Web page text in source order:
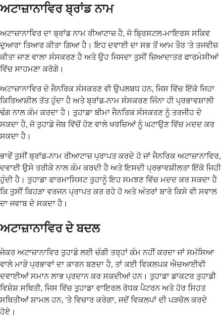
ਅਟਾਜ਼ਾਨਾਵਿਰ ਬ੍ਰਾਂਡ ਨਾਮ
ਅਟਾਜ਼ਾਨਾਵਿਰ ਦਾ ਬ੍ਰਾਂਡ ਨਾਮ ਰੀਆਟਾਜ਼ ਹੈ, ਜੋ ਬ੍ਰਿਸਟਲ-ਮਾਇਰਸ ਸਕਿਵ
ਦੁਆਰਾ ਤਿਆਰ ਕੀਤਾ ਗਿਆ ਹੈ। ਇਹ ਦਵਾਈ ਦਾ ਸਭ ਤੋਂ ਆਮ ਤੌਰ 'ਤੇ ਤਜਵੀਜ਼
ਕੀਤਾ ਜਾਣ ਵਾਲਾ ਸੰਸਕਰਣ ਹੈ ਅਤੇ ਉਹ ਜਿਸਦਾ ਤੁਸੀਂ ਜ਼ਿਆਦਾਤਰ ਫਾਰਮੇਸੀਆਂ
ਵਿੱਚ ਸਾਹਮਣਾ ਕਰੋਗੇ।
ਅਟਾਜ਼ਾਨਾਵਿਰ ਦੇ ਜੈਨਰਿਕ ਸੰਸਕਰਣ ਵੀ ਉਪਲਬਧ ਹਨ, ਜਿਸ ਵਿੱਚ ਇੱਕੋ ਜਿਹਾ
ਕਿਰਿਆਸ਼ੀਲ ਤੱਤ ਹੁੰਦਾ ਹੈ ਅਤੇ ਬ੍ਰਾਂਡ-ਨਾਮ ਸੰਸਕਰਣ ਜਿੰਨਾ ਹੀ ਪ੍ਰਭਾਵਸ਼ਾਲੀ
ਢੰਗ ਨਾਲ ਕੰਮ ਕਰਦਾ ਹੈ। ਤੁਹਾਡਾ ਬੀਮਾ ਜੈਨਰਿਕ ਸੰਸਕਰਣ ਨੂੰ ਤਰਜੀਹ ਦੇ
ਸਕਦਾ ਹੈ, ਜੋ ਤੁਹਾਡੇ ਜੇਬ ਵਿੱਚੋਂ ਹੋਣ ਵਾਲੇ ਖਰਚਿਆਂ ਨੂੰ ਘਟਾਉਣ ਵਿੱਚ ਮਦਦ ਕਰ
ਸਕਦਾ ਹੈ।
ਭਾਵੇਂ ਤੁਸੀਂ ਬ੍ਰਾਂਡ-ਨਾਮ ਰੀਆਟਾਜ਼ ਪ੍ਰਾਪਤ ਕਰਦੇ ਹੋ ਜਾਂ ਜੈਨਰਿਕ ਅਟਾਜ਼ਾਨਾਵਿਰ,
ਦਵਾਈ ਉਸੇ ਤਰੀਕੇ ਨਾਲ ਕੰਮ ਕਰਦੀ ਹੈ ਅਤੇ ਇਸਦੀ ਪ੍ਰਭਾਵਸ਼ੀਲਤਾ ਇੱਕੋ ਜਿਹੀ
ਹੁੰਦੀ ਹੈ। ਤੁਹਾਡਾ ਫਾਰਮਾਸਿਸਟ ਤੁਹਾਨੂੰ ਇਹ ਸਮਝਣ ਵਿੱਚ ਮਦਦ ਕਰ ਸਕਦਾ ਹੈ
ਕਿ ਤੁਸੀਂ ਕਿਹੜਾ ਵਰਜਨ ਪ੍ਰਾਪਤ ਕਰ ਰਹੇ ਹੋ ਅਤੇ ਅੰਤਰਾਂ ਬਾਰੇ ਕਿਸੇ ਵੀ ਸਵਾਲ
ਦਾ ਜਵਾਬ ਦੇ ਸਕਦਾ ਹੈ।
ਅਟਾਜ਼ਾਨਾਵਿਰ ਦੇ ਬਦਲ
ਜੇਕਰ ਅਟਾਜ਼ਾਨਾਵਿਰ ਤੁਹਾਡੇ ਲਈ ਚੰਗੀ ਤਰ੍ਹਾਂ ਕੰਮ ਨਹੀਂ ਕਰਦਾ ਜਾਂ ਸਮੱਸਿਆ
ਵਾਲੇ ਮਾੜੇ ਪ੍ਰਭਾਵਾਂ ਦਾ ਕਾਰਨ ਬਣਦਾ ਹੈ, ਤਾਂ ਕਈ ਵਿਕਲਪਕ ਐਚਆਈਵੀ
ਦਵਾਈਆਂ ਸਮਾਨ ਲਾਭ ਪ੍ਰਦਾਨ ਕਰ ਸਕਦੀਆਂ ਹਨ। ਤੁਹਾਡਾ ਡਾਕਟਰ ਤੁਹਾਡੀ
ਵਿਸ਼ੇਸ਼ ਸਥਿਤੀ, ਜਿਸ ਵਿੱਚ ਤੁਹਾਡਾ ਵਾਇਰਲ ਰੋਧਕ ਪੈਟਰਨ ਅਤੇ ਹੋਰ ਸਿਹਤ
ਸਥਿਤੀਆਂ ਸ਼ਾਮਲ ਹਨ, 'ਤੇ ਵਿਚਾਰ ਕਰੇਗਾ, ਜਦੋਂ ਵਿਕਲਪਾਂ ਦੀ ਪੜਚੋਲ ਕਰਦੇ
ਹੋਏ।